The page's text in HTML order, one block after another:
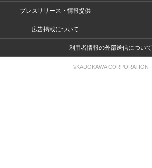
プレスリリース・情報提供
広告掲載について
利用者情報の外部送信について
©KADOKAWA CORPORATION